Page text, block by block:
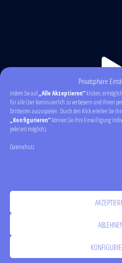
Privatsphäre
Indem Sie auf„Alle Akzeptieren”klicken,
für alle User kontinuierlich zu verbessern und Ihnen
Drittseiten auszuspielen. Durch den Klick erteilen Sie
„Konfigurieren”können Sie Ihre Einwilligung
jederzeit möglich).
Datenschutz